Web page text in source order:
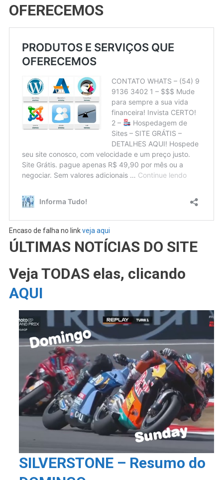
OFERECEMOS
Encaso de falha no linkveja aqui
ÚLTIMAS NOTÍCIAS DO SITE
Veja TODAS elas, clicando
AQUI
SILVERSTONE – Resumo do